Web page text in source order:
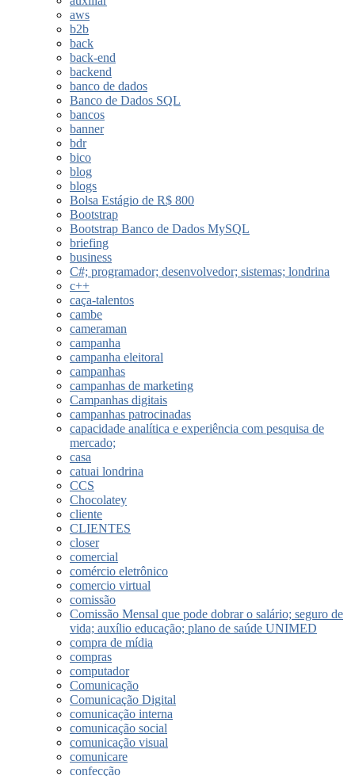
aws
b2b
back
back-end
backend
banco de dados
Banco de Dados SQL
bancos
banner
bdr
bico
blog
blogs
Bolsa Estágio de R$ 800
Bootstrap
Bootstrap Banco de Dados MySQL
briefing
business
C#; programador; desenvolvedor; sistemas; londrina
c++
caça-talentos
cambe
cameraman
campanha
campanha eleitoral
campanhas
campanhas de marketing
Campanhas digitais
campanhas patrocinadas
capacidade analítica e experiência com pesquisa de
mercado;
casa
catuai londrina
CCS
Chocolatey
cliente
CLIENTES
closer
comercial
comércio eletrônico
comercio virtual
comissão
Comissão Mensal que pode dobrar o salário; seguro de
vida; auxílio educação; plano de saúde UNIMED
compra de mídia
compras
computador
Comunicação
Comunicação Digital
comunicação interna
comunicação social
comunicação visual
comunicare
confecção